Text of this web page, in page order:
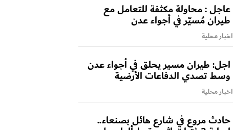
عاجل : محاولة مكثفة للتعامل مع
طيران مُسيّر في أجواء عدن
اخبار محلية
اجل: طيران مسير يحلق في أجواء عدن
وسط تصدي الدفاعات الأرضية
اخبار محلية
حادث مروع في شارع هائل بصنعاء..